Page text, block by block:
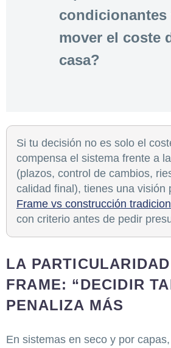
condicionantes
mover el coste
casa?
Si tu decisión no es solo el
compensa el sistema frente a
(plazos, control de cambios,
calidad final), tienes una visión
Frame vs construcción
con criterio antes de pedir
LA
FRAME: “DECIDIR
PENALIZA MÁS
En sistemas en seco y por